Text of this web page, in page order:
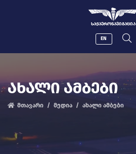
ᲡᲐᲥᲐᲔᲠᲝᲜᲐᲕᲘᲒᲐᲪᲘᲐ
EN
ᲐᲮᲐᲚᲘ ᲐᲛᲑᲔᲑᲘ
მთავარი მედია ახალი ამბები